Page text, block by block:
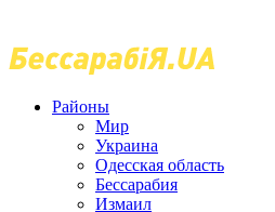
Районы
Мир
Украина
Одесская область
Бессарабия
Измаил